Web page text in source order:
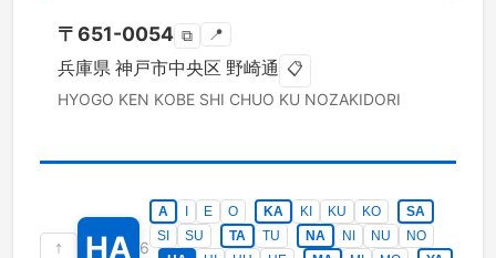
〒651-0054 ⧉ 📍
兵庫県 神戸市中央区 野崎通 📋
HYOGO KEN KOBE SHI CHUO KU NOZAKIDORI
↑ HA 6
A E O KA KI KU KO
SA
SI
SU TA TU NA NI NU
NO